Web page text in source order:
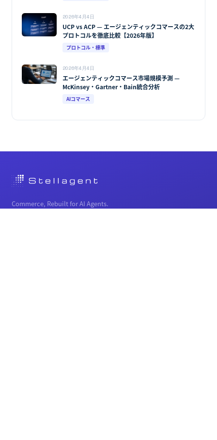
2026年4月4日
UCP vs ACP — エージェンティックコマースの2大
プロトコルを徹底比較【2026年版】
プロトコル・標準
2026年4月4日
エージェンティックコマース市場規模予測 —
McKinsey・Gartner・Bain統合分析
AIコマース
Commerce, Rebuilt for AI Agents.